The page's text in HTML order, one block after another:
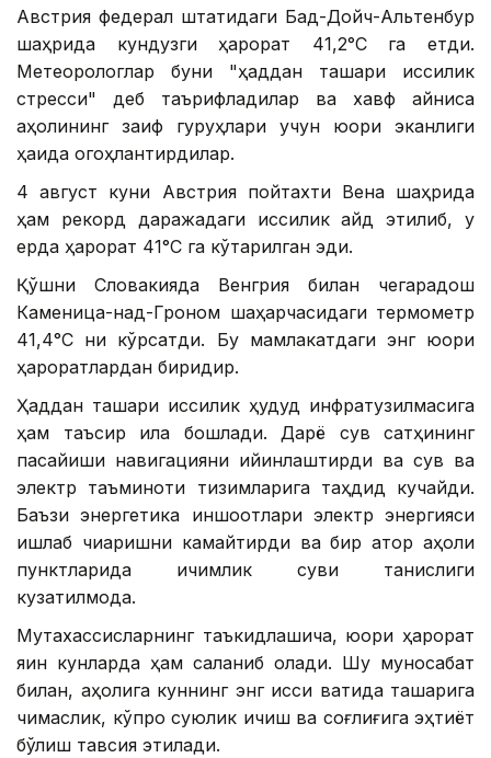
Австрия федерал штатидаги Бад-Дойч-Альтенбур
шаҳрида кундузги ҳарорат 41,2°С га етди.
Метеорологлар буни "ҳаддан ташқари иссиқлик
стресси" деб таърифладилар ва хавф айниқса
аҳолининг заиф гуруҳлари учун юқори эканлиги
ҳақида огоҳлантирдилар.
4 август куни Австрия пойтахти Вена шаҳрида
ҳам рекорд даражадаги иссиқлик қайд этилиб, у
ерда ҳарорат 41°С га кўтарилган эди.
Қўшни Словакияда Венгрия билан чегарадош
Каменица-над-Гроном шаҳарчасидаги термометр
41,4°С ни кўрсатди. Бу мамлакатдаги энг юқори
ҳароратлардан биридир.
Ҳаддан ташқари иссиқлик ҳудуд инфратузилмасига
ҳам таъсир қила бошлади. Дарё сув сатҳининг
пасайиши навигацияни қийинлаштирди ва сув ва
электр таъминоти тизимларига таҳдид кучайди.
Баъзи энергетика иншоотлари электр энергияси
ишлаб чиқаришни камайтирди ва бир қатор аҳоли
пунктларида ичимлик суви танқислиги
кузатилмоқда.
Мутахассисларнинг таъкидлашича, юқори ҳарорат
яқин кунларда ҳам сақланиб қолади. Шу муносабат
билан, аҳолига куннинг энг иссиқ вақтида ташқарига
чиқмаслик, кўпроқ суюқлик ичиш ва соғлиғига эҳтиёт
бўлиш тавсия этилади.